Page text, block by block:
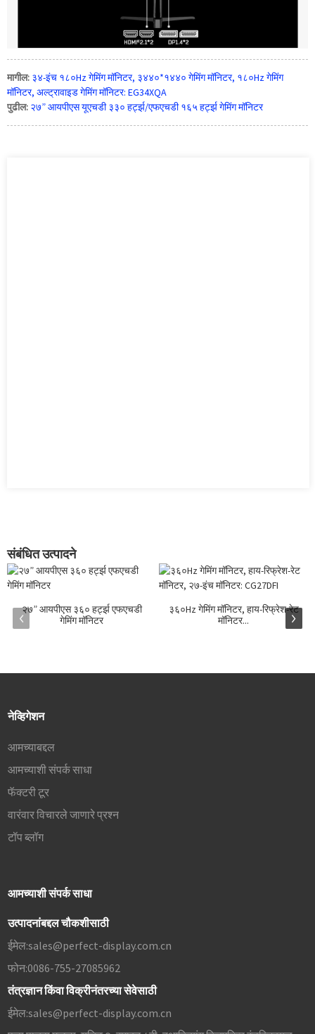
मागील: ३४-इंच १८०Hz गेमिंग मॉनिटर, ३४४०*१४४० गेमिंग मॉनिटर, १८०Hz गेमिंग
मॉनिटर, अल्ट्रावाइड गेमिंग मॉनिटर: EG34XQA
पुढील: २७” आयपीएस यूएचडी ३३० हर्ट्झ/एफएचडी १६५ हर्ट्झ गेमिंग मॉनिटर
संबंधित उत्पादने
२७” आयपीएस ३६० हर्ट्झ एफएचडी
गेमिंग मॉनिटर
३६०Hz गेमिंग मॉनिटर, हाय-रिफ्रेश-रेट
मॉनिटर...
नेव्हिगेशन
आमच्याबद्दल
आमच्याशी संपर्क साधा
फॅक्टरी टूर
वारंवार विचारले जाणारे प्रश्न
टॉप ब्लॉग
आमच्याशी संपर्क साधा
उत्पादनांबद्दल चौकशीसाठी
ईमेल:sales@perfect-display.com.cn
फोन:0086-755-27085962
तंत्रज्ञान किंवा विक्रीनंतरच्या सेवेसाठी
ईमेल:sales@perfect-display.com.cn